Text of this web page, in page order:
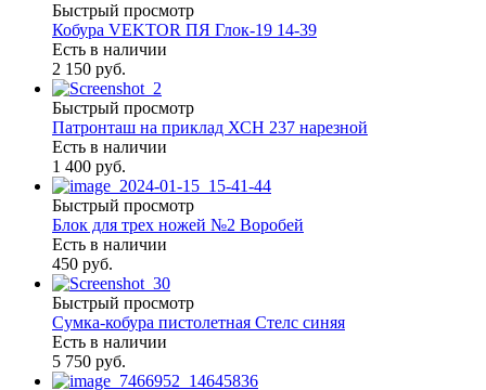
Быстрый просмотр
Кобура VEKTOR ПЯ Глок-19 14-39
Есть в наличии
2 150 руб.
Быстрый просмотр
Патронташ на приклад ХСН 237 нарезной
Есть в наличии
1 400 руб.
Быстрый просмотр
Блок для трех ножей №2 Воробей
Есть в наличии
450 руб.
Быстрый просмотр
Сумка-кобура пистолетная Стелс синяя
Есть в наличии
5 750 руб.